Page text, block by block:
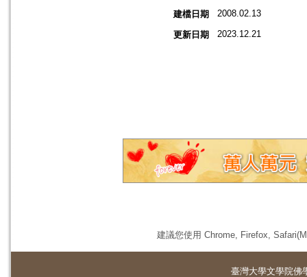
建檔日期 2008.02.13
更新日期 2023.12.21
建議您使用 Chrome, Firefox,
臺灣大學文學院佛